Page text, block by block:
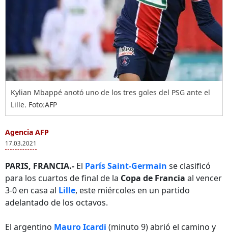
Kylian Mbappé anotó uno de los tres goles del PSG ante el
Lille. Foto:AFP
Agencia AFP
17.03.2021
PARIS, FRANCIA.- El París Saint-Germain se clasificó
para los cuartos de final de la Copa de Francia al vencer
3-0 en casa al Lille, este miércoles en un partido
adelantado de los octavos.
El argentino Mauro Icardi (minuto 9) abrió el camino y